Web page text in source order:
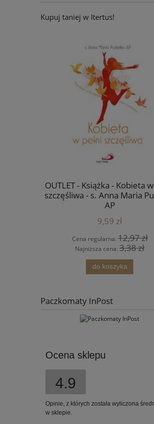
Kupuj taniej w Itertus!
OUTLET - Książka - Kobieta
szczęśliwa - s. Anna Maria
AP
9,59 zł
Cena regularna: 12,97 zł
Najniższa cena: 3,38 zł
do koszyka
Paczkomaty InPost
Ocena sklepu
4.9
Opinie, z których została wyliczona
w sklepie.